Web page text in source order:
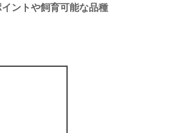
ントや飼育可能な品種